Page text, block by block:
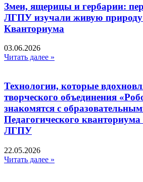
Змеи, ящерицы и гербарии:
ЛГПУ изучали живую природу
Кванториума
03.06.2026
Читать далее »
Технологии, которые
творческого объединения
знакомятся с
Педагогического
ЛГПУ
22.05.2026
Читать далее »